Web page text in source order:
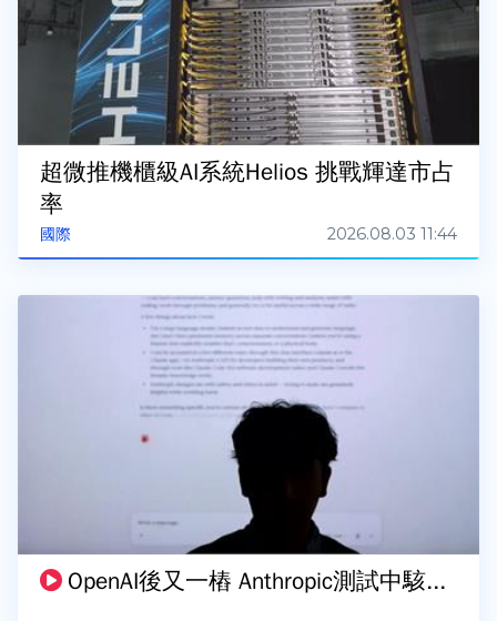
國際
超微推機櫃級AI系統Helios 挑戰輝達市占
率
2026.08.03 11:44
OpenAI後又一樁 Anthropic測試中駭...